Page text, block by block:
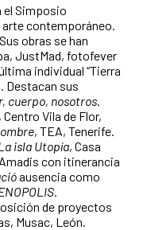
el Simposio
contemporáneo.
obras se han
JustMad, fotofever
individual “Tierra
Destacan sus
cuerpo, nosotros.
, Centro Vila de Flor,
, TEA, Tenerife.
isla Utopía, Casa
con itinerancia
ausencia como
.
de proyectos
Musac, León.